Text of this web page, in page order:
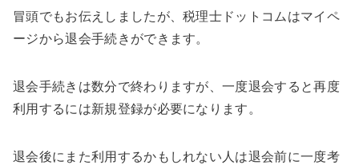
冒頭でもお伝えしましたが、税理士ドットコムはマイペ
ージから退会手続きができます。
退会手続きは数分で終わりますが、一度退会すると再度
利用するには新規登録が必要になります。
退会後にまた利用するかもしれない人は退会前に一度考